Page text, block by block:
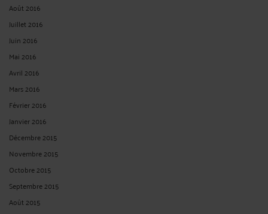
Août 2016
Juillet 2016
Juin 2016
Mai 2016
Avril 2016
Mars 2016
Février 2016
Janvier 2016
Décembre 2015
Novembre 2015
Octobre 2015
Septembre 2015
Août 2015